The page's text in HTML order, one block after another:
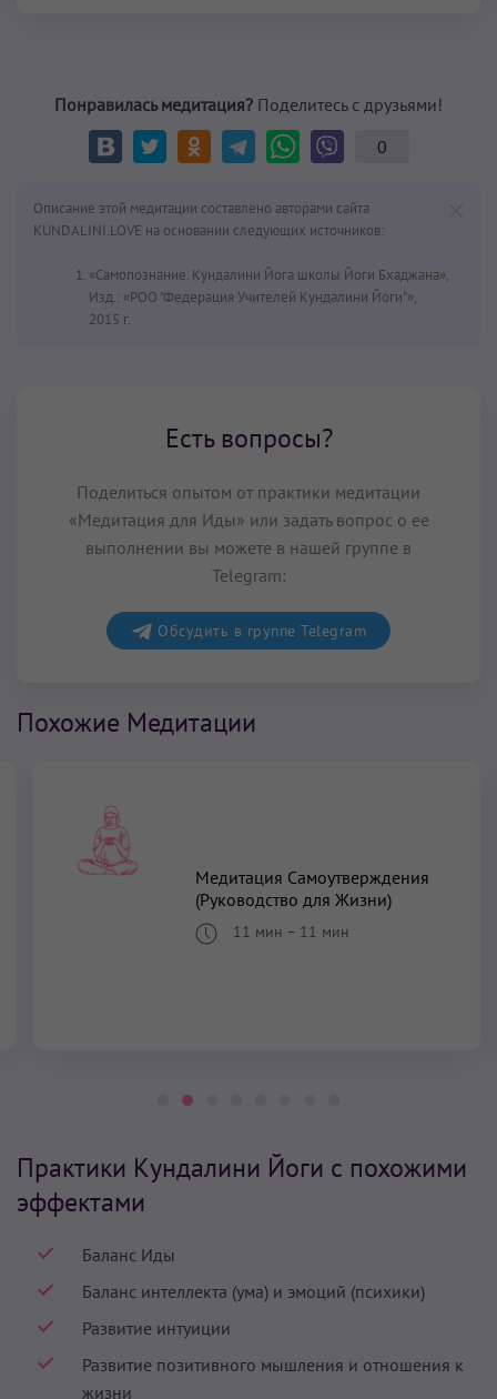
Понравилась медитация? Поделитесь с друзьями!
0
Описание этой медитации составлено авторами сайта
KUNDALINI.LOVE на основании следующих источников:
«Самопознание. Кундалини Йога школы Йоги Бхаджана»,
Изд.: «РОО "Федерация Учителей Кундалини Йоги"»,
2015 г.
Есть вопросы?
Поделиться опытом от практики медитации
«Медитация для Иды» или задать вопрос о ее
выполнении вы можете в нашей группе в
Telegram:
Обсудить в группе Telegram
Похожие Медитации
Медитация Самоутверждения
(Руководство для Жизни)
11 мин – 11 мин
Практики Кундалини Йоги с похожими
эффектами
Баланс Иды
Баланс интеллекта (ума) и эмоций (психики)
Развитие интуиции
Развитие позитивного мышления и отношения к
жизни